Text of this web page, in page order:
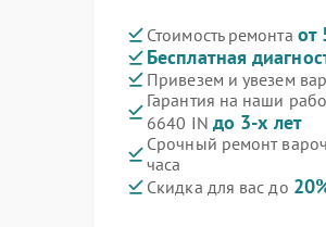
Стоимость ремонта от
Бесплатная
Привезем и увезем
Гарантия на наши
6640 IN до 3-х лет
Срочный ремонт
часа
Скидка для вас до